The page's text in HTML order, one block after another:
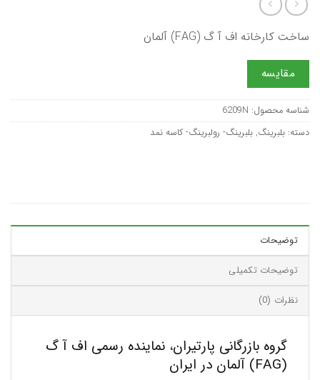
ساخت کارخانه اف آ گ (FAG) آلمان
مقایسه
شناسه محصول: 6209N
دسته: بلبرینگ, بلبرینگ- رولبرینگ- کاسه نمد
توضیحات
توضیحات تکمیلی
نظرات (0)
گروه بازرگانی پارتیران، نماینده رسمی اف آ گ
(FAG) آلمان در ایران